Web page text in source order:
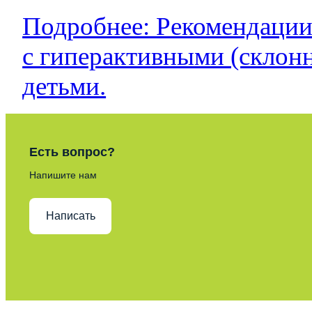
Подробнее:
с гиперактивными
детьми.
Есть вопрос?
Напишите нам
Написать